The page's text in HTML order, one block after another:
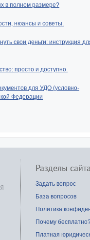
в полном размере?
нюансы и советы.
свои деньги: инструкция
просто и доступно.
для УДО (условно-
Федерации
Разделы
Задать вопрос
База вопросов
Политика
Почему
Платная